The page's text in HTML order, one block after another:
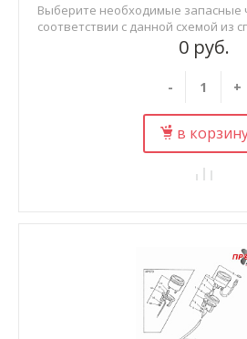
0 руб.
- +
в
Выберите необходимые запасные
соответствии с данной схемой из